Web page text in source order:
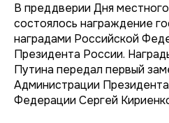
В преддверии Дня
состоялось награждение
наградами Российской
Президента России.
Путина передал первый
Администрации
Федерации Сергей